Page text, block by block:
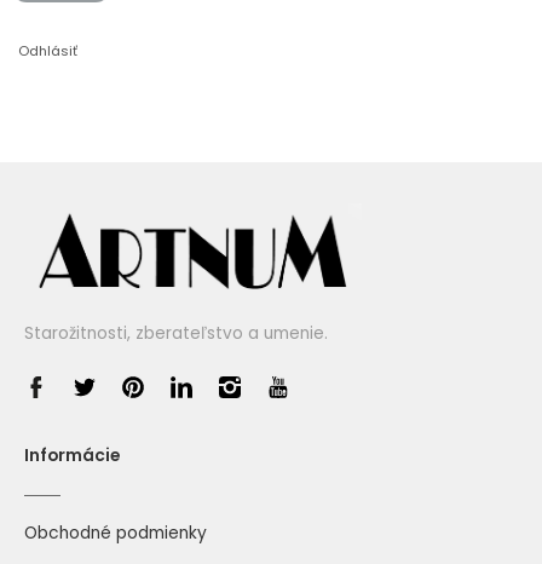
Odhlásiť
Starožitnosti, zberateľstvo a umenie.
Informácie
Obchodné podmienky